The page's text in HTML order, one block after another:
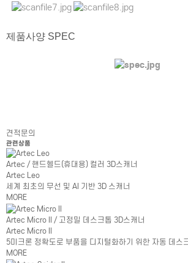
제품사양 SPEC
견적문의
관련상품
Artec / 핸드헬드(휴대용) 컬러 3D스캐너
Artec Leo
세계 최초의 무선 및 AI 기반 3D 스캐너
MORE
Artec Micro II / 고정밀 데스크톱 3D스캐너
Artec Micro II
5미크론 정확도로 부품을 디지털화하기 위한 자동 데스
MORE